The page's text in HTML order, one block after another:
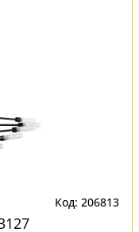
Код: 206813